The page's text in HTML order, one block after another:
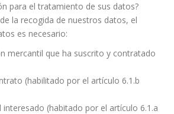
para el tratamiento de sus datos?
la recogida de nuestros datos, el
es necesario:
mercantil que ha suscrito y contratado
(habilitado por el artículo 6.1.b
(habitado por el artículo 6.1.a